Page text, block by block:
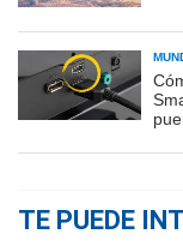
TE PUEDE